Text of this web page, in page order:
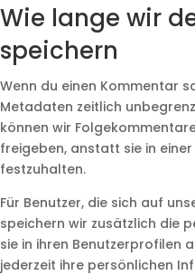
Wie lange wir
speichern
Wenn du einen Kommentar
Metadaten zeitlich
können wir
freigeben, anstatt sie in
festzuhalten.
Für Benutzer, die sich auf
speichern wir zusätzlich die
sie in ihren Benutzerprofilen
jederzeit ihre persönlichen